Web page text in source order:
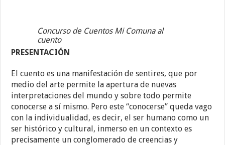
Concurso de Cuentos Mi Comuna al
cuento
PRESENTACIÓN
El cuento es una manifestación de sentires, que por
medio del arte permite la apertura de nuevas
interpretaciones del mundo y sobre todo permite
conocerse a sí mismo. Pero este “conocerse” queda vago
con la individualidad, es decir, el ser humano como un
ser histórico y cultural, inmerso en un contexto es
precisamente un conglomerado de creencias y